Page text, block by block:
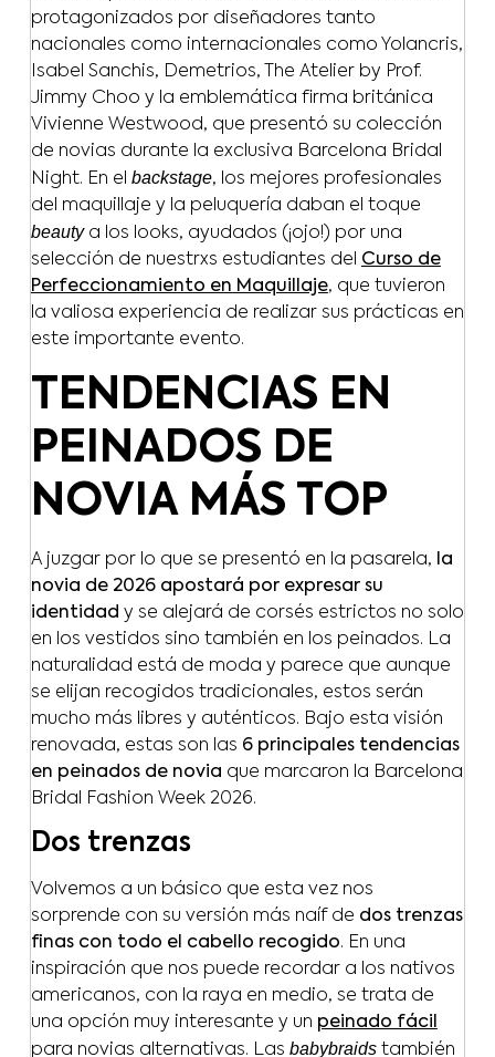
protagonizados por diseñadores tanto
nacionales como internacionales como Yolancris,
Isabel Sanchis, Demetrios, The Atelier by Prof.
Jimmy Choo y la emblemática firma británica
Vivienne Westwood, que presentó su colección
de novias durante la exclusiva Barcelona Bridal
Night. En el backstage, los mejores profesionales
del maquillaje y la peluquería daban el toque
beautya los looks, ayudados (¡ojo!) por una
selección de nuestrxs estudiantes del Curso de
Perfeccionamiento en Maquillaje, que tuvieron
la valiosa experiencia de realizar sus prácticas en
este importante evento.
TENDENCIAS EN
PEINADOS DE
NOVIA MÁS TOP
A juzgar por lo que se presentó en la pasarela,
la
novia de 2026 apostará por expresar su
identidad y se alejará de corsés estrictos no solo
en los vestidos sino también en los peinados. La
naturalidad está de moda y parece que aunque
se elijan recogidos tradicionales, estos serán
mucho más libres y auténticos. Bajo esta visión
renovada, estas son las 6 principales tendencias
en peinados de novia que marcaron la Barcelona
Bridal Fashion Week 2026.
Dos trenzas
Volvemos a un básico que esta vez nos
sorprende con su versión más naíf de dos trenzas
finas con todo el cabello recogido. En una
inspiración que nos puede recordar a los nativos
americanos, con la raya en medio, se trata de
una opción muy interesante y un peinado fácil
para novias alternativas. Las babybraidstambién